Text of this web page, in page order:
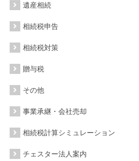
遺産相続
相続税申告
相続税対策
贈与税
その他
事業承継・会社売却
相続税計算シミュレーション
チェスター法人案内